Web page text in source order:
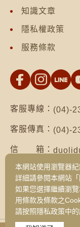
知識文章
隱私權政策
服務條款
客服專線： (04)-
客服傳真： (04)-
信 箱：
地 址：台南
司）
台中
旗艦
本網站使用瀏覽器
詳細請參閱本網站
如果您選擇繼續瀏
用條款及條款之
請按照隱私政策中的